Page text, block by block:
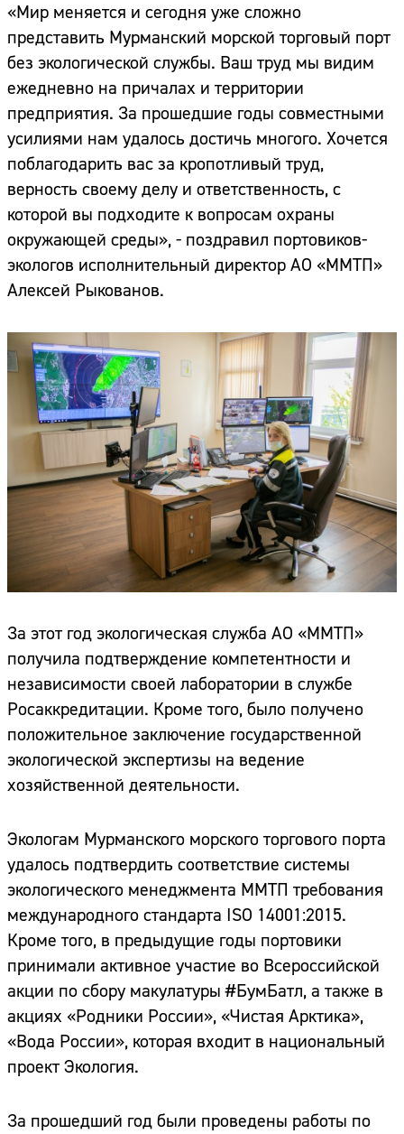
«Мир меняется и сегодня уже сложно
представить Мурманский морской торговый порт
без экологической службы. Ваш труд мы видим
ежедневно на причалах и территории
предприятия. За прошедшие годы совместными
усилиями нам удалось достичь многого. Хочется
поблагодарить вас за кропотливый труд,
верность своему делу и ответственность, с
которой вы подходите к вопросам охраны
окружающей среды», - поздравил портовиков-
экологов исполнительный директор АО «ММТП»
Алексей Рыкованов.
За этот год экологическая служба АО «ММТП»
получила подтверждение компетентности и
независимости своей лаборатории в службе
Росаккредитации. Кроме того, было получено
положительное заключение государственной
экологической экспертизы на ведение
хозяйственной деятельности.
Экологам Мурманского морского торгового порта
удалось подтвердить соответствие системы
экологического менеджмента ММТП требования
международного стандарта ISO 14001:2015.
Кроме того, в предыдущие годы портовики
принимали активное участие во Всероссийской
акции по сбору макулатуры #БумБатл, а также в
акциях «Родники России», «Чистая Арктика»,
«Вода России», которая входит в национальный
проект Экология.
За прошедший год были проведены работы по